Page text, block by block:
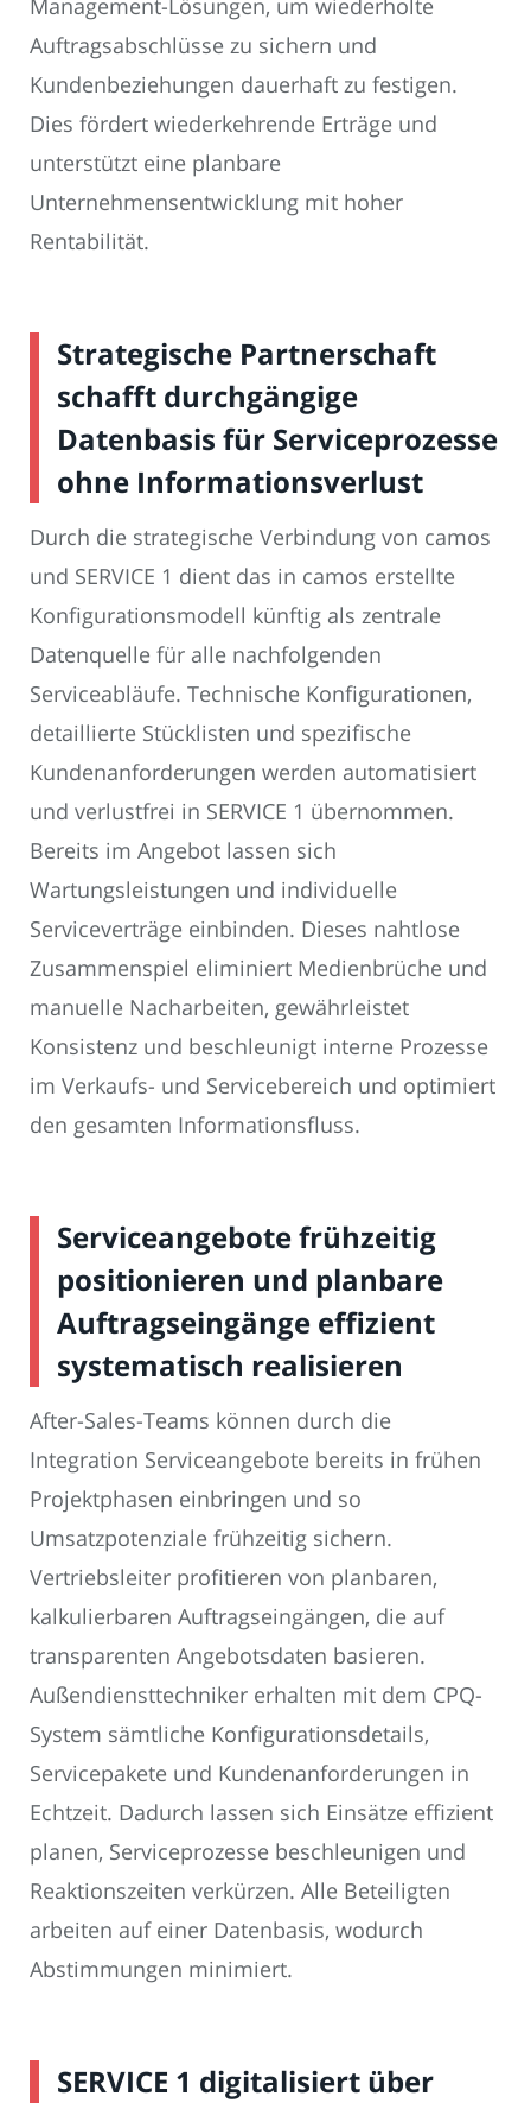
Management-Lösungen, um wiederholte
Auftragsabschlüsse zu sichern und
Kundenbeziehungen dauerhaft zu festigen.
Dies fördert wiederkehrende Erträge und
unterstützt eine planbare
Unternehmensentwicklung mit hoher
Rentabilität.
Strategische Partnerschaft
schafft durchgängige
Datenbasis für Serviceprozesse
ohne Informationsverlust
Durch die strategische Verbindung von camos
und SERVICE 1 dient das in camos erstellte
Konfigurationsmodell künftig als zentrale
Datenquelle für alle nachfolgenden
Serviceabläufe. Technische Konfigurationen,
detaillierte Stücklisten und spezifische
Kundenanforderungen werden automatisiert
und verlustfrei in SERVICE 1 übernommen.
Bereits im Angebot lassen sich
Wartungsleistungen und individuelle
Serviceverträge einbinden. Dieses nahtlose
Zusammenspiel eliminiert Medienbrüche und
manuelle Nacharbeiten, gewährleistet
Konsistenz und beschleunigt interne Prozesse
im Verkaufs- und Servicebereich und optimiert
den gesamten Informationsfluss.
Serviceangebote frühzeitig
positionieren und planbare
Auftragseingänge effizient
systematisch realisieren
After-Sales-Teams können durch die
Integration Serviceangebote bereits in frühen
Projektphasen einbringen und so
Umsatzpotenziale frühzeitig sichern.
Vertriebsleiter profitieren von planbaren,
kalkulierbaren Auftragseingängen, die auf
transparenten Angebotsdaten basieren.
Außendiensttechniker erhalten mit dem CPQ-
System sämtliche Konfigurationsdetails,
Servicepakete und Kundenanforderungen in
Echtzeit. Dadurch lassen sich Einsätze effizient
planen, Serviceprozesse beschleunigen und
Reaktionszeiten verkürzen. Alle Beteiligten
arbeiten auf einer Datenbasis, wodurch
Abstimmungen minimiert.
SERVICE 1 digitalisiert über